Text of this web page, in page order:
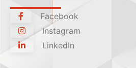
Facebook
Instagram
LinkedIn